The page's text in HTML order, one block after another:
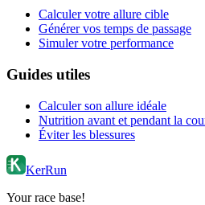
Calculer votre allure cible
Générer vos temps de passage
Simuler votre performance
Guides utiles
Calculer son allure idéale
Nutrition avant et pendant la
Éviter les blessures
KerRun
Your race base!